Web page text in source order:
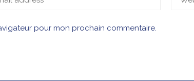
pour mon prochain commentaire.